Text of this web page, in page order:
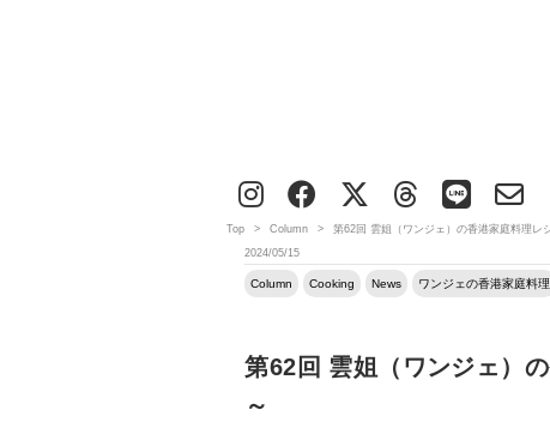
Top > Column >
第62回 雲姐（ワンジェ）の香港家庭料理
2024/05/15
Column Cooking News ワンジェの香港家庭料理
第62回 雲姐（ワンジェ）
～